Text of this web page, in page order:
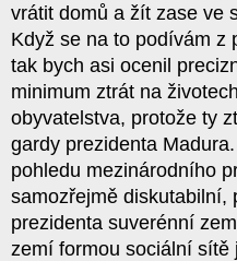
vrátit domů a žít zase ve
Když se na to podívám z
tak bych asi ocenil
minimum ztrát na
obyvatelstva, protože ty
gardy prezidenta
pohledu mezinárodního
samozřejmě diskutabilní,
prezidenta suverénní
zemí formou sociální sítě